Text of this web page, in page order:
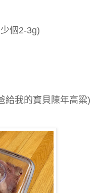
個2-3g)
的寶貝陳年高粱)